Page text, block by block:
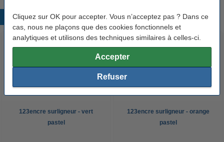
Cliquez sur OK pour accepter. Vous n’acceptez pas ? Dans ce
cas, nous ne plaçons que des cookies fonctionnels et
analytiques et utilisons des techniques similaires à celles-ci.
Accepter
Refuser
Produits populaires
123encre surligneur - vert
pastel
123encre surligneur - orange
pastel